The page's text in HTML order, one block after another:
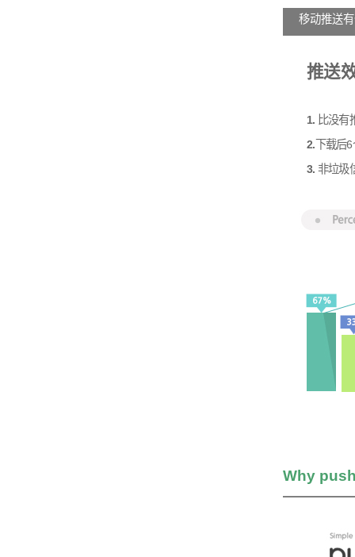
移动推送有
推送
1. 比没有
2. 下载后
3. 非垃圾
Why